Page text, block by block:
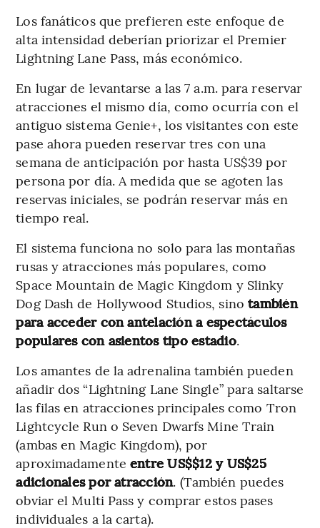
Los fanáticos que prefieren este enfoque de
alta intensidad deberían priorizar el Premier
Lightning Lane Pass, más económico.
En lugar de levantarse a las 7 a.m. para reservar
atracciones el mismo día, como ocurría con el
antiguo sistema Genie+, los visitantes con este
pase ahora pueden reservar tres con una
semana de anticipación por hasta US$39 por
persona por día. A medida que se agoten las
reservas iniciales, se podrán reservar más en
tiempo real.
El sistema funciona no solo para las montañas
rusas y atracciones más populares, como
Space Mountain de Magic Kingdom y Slinky
Dog Dash de Hollywood Studios, sino también
para acceder con antelación a espectáculos
populares con asientos tipo estadio.
Los amantes de la adrenalina también pueden
añadir dos “Lightning Lane Single” para saltarse
las filas en atracciones principales como Tron
Lightcycle Run o Seven Dwarfs Mine Train
(ambas en Magic Kingdom), por
aproximadamente entre US$$12 y US$25
adicionales por atracción. (También puedes
obviar el Multi Pass y comprar estos pases
individuales a la carta).